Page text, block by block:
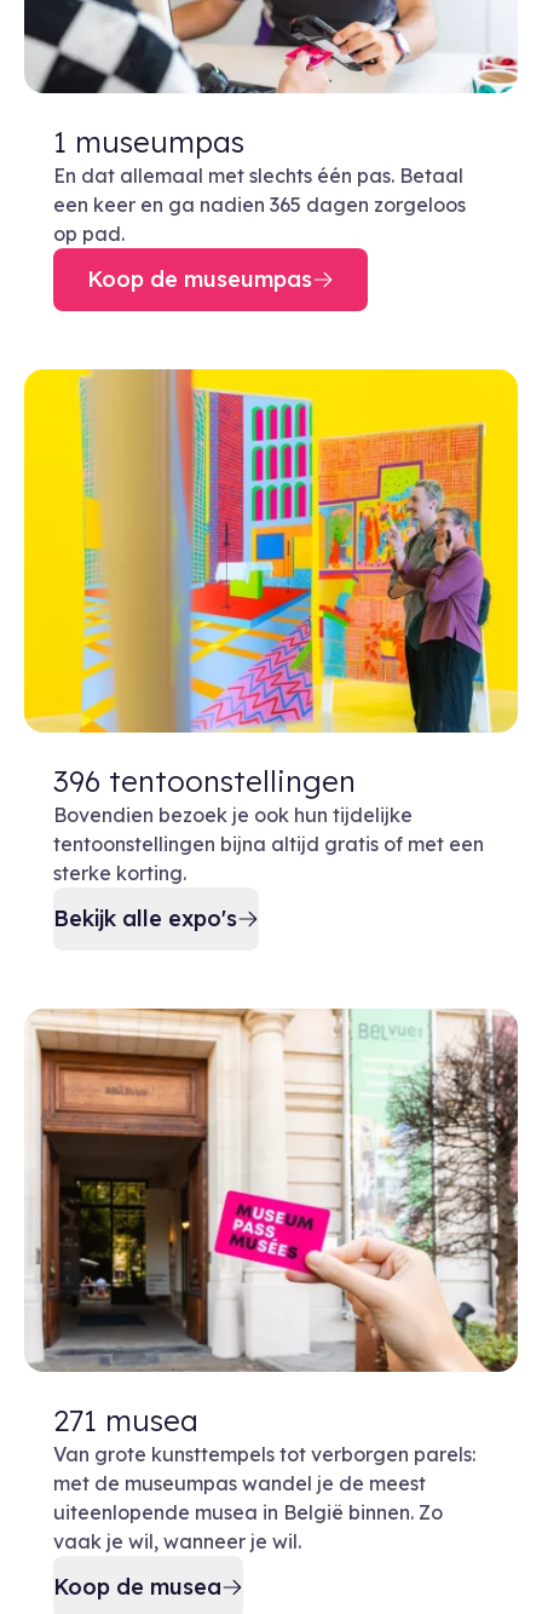
1 museumpas
En dat allemaal met slechts één pas. Betaal
een keer en ga nadien 365 dagen zorgeloos
op pad.
Koop de museumpas
396 tentoonstellingen
Bovendien bezoek je ook hun tijdelijke
tentoonstellingen bijna altijd gratis of met een
sterke korting.
Bekijk alle expo's
271 musea
Van grote kunsttempels tot verborgen parels:
met de museumpas wandel je de meest
uiteenlopende musea in België binnen. Zo
vaak je wil, wanneer je wil.
Koop de musea